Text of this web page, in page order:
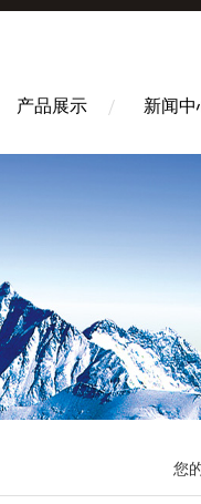
产品展示 新闻中
您